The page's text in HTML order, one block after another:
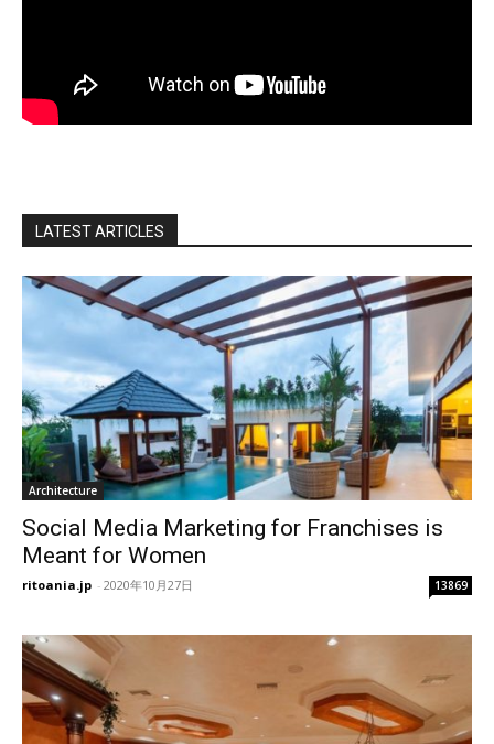
LATEST ARTICLES
Architecture
Social Media Marketing for Franchises is
Meant for Women
ritoania.jp - 2020年10月27日 13869